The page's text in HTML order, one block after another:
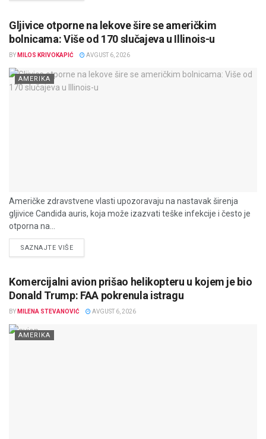
Gljivice otporne na lekove šire se američkim
bolnicama: Više od 170 slučajeva u Illinois-u
BY MILOS KRIVOKAPIĆ AVGUST 6, 2026
AMERIKA
Američke zdravstvene vlasti upozoravaju na nastavak širenja
gljivice Candida auris, koja može izazvati teške infekcije i često je
otporna na...
SAZNAJTE VIŠEDETAILS
Komercijalni avion prišao helikopteru u kojem je bio
Donald Trump: FAA pokrenula istragu
BY MILENA STEVANOVIĆ AVGUST 6, 2026
AMERIKA